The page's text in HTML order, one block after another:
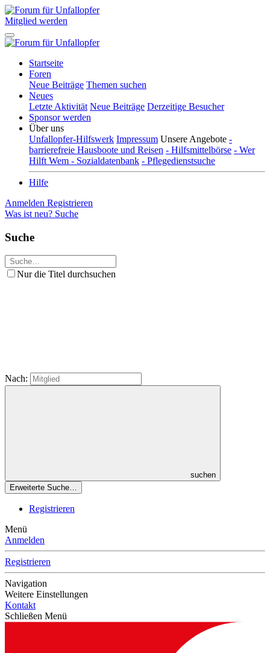
Mitglied werden
Startseite
Foren
Neue Beiträge Themen suchen
Neues
Letzte Aktivität Neue Beiträge Derzeitige Besucher
Sponsor werden
Über uns
Unfallopfer-Hilfswerk Impressum Unsere Angebote -
barrierefreie Hausboote und Reisen - Hilfsmittelbörse - Wer
Hilft Wem - Sozialdatenbank - Pflegedienstsuche
Hilfe
Anmelden Registrieren
Was ist neu? Suche
Suche
Nur die Titel durchsuchen
Nach:
suchen
Erweiterte Suche…
Registrieren
Menü
Anmelden
Registrieren
Navigation
Weitere Einstellungen
Kontakt
Schließen Menü